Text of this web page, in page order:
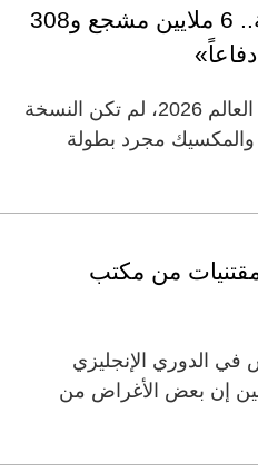
مونديال الأرقام القياسية.. 6 ملايين مشجع و308
مع إسدال الستار على كأس العالم 2026، لم تكن النسخة
والمكسيك مجرد بطولة
من مكتب
الدوري الإنجليزي
إن بعض الأغراض من